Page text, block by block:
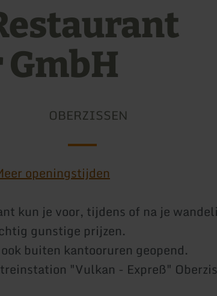
GmbH
OBERZISSEN
openingstijden
kun je voor, tijdens of na je
gunstige prijzen.
buiten kantooruren geopend.
"Vulkan - Expreß"